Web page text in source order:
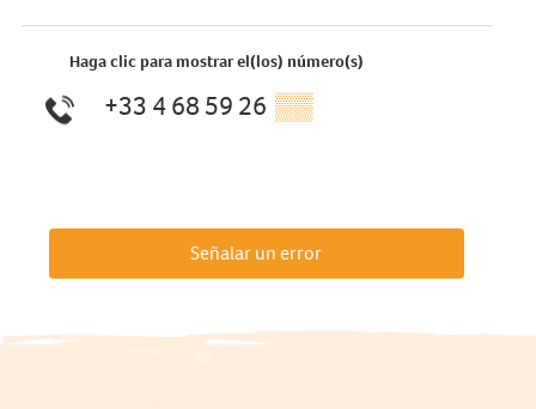
Haga clic para mostrar el(los) número(s)
+33 4 68 59 26 ▒▒
Señalar un error